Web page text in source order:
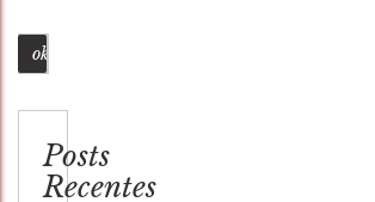
Busca
Posts
Recentes